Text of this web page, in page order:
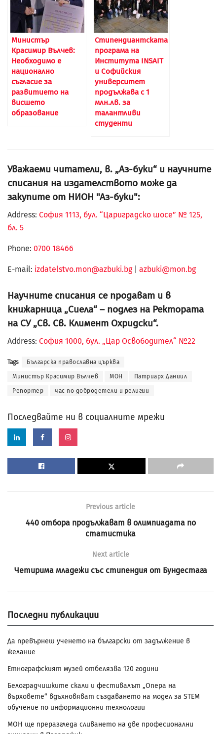
Министър
Красимир Вълчев:
Необходимо е
национално
съгласие за
развитието на
висшето
образование
Стипендиантската
програма на
Института INSAIT
и Софийския
университет
продължава с 1
млн.лв. за
талантливи
студенти
Уважаеми читатели, в. „Аз-буки“ и научните
списания на издателството може да
закупите от НИОН "Аз-буки":
Address: София 1113, бул. “Цариградско шосе” № 125,
бл. 5
Phone: 0700 18466
Е-mail: izdatelstvo.mon@azbuki.bg| azbuki@mon.bg
Научните списания се продават и в
книжарница „Сиела“ – подлез на Ректората
на СУ „Св. Св. Климент Охридски“.
Address: София 1000, бул. „Цар Освободител“ №22
Tags Българска православна църква
Министър Красимир Вълчев МОН Патриарх Даниил
Репортер час по добродетели и религии
Последвайте ни в социалните мрежи
Previous article
440 отбора продължават в олимпиадата по
статистика
Next article
Четирима младежи със стипендия от Бундестага
Последни публикации
Да превърнеш ученето на български от задължение в
желание
Етнографският музей отбелязва 120 години
Белоградчишките скали и фестивалът „Опера на
върховете“ вдъхновяват създаването на модел за STEM
обучение по информационни технологии
МОН ще преразгледа сливането на две професионални